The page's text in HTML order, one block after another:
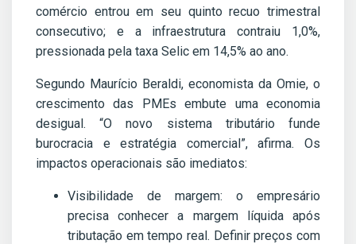
comércio entrou em seu quinto recuo trimestral
consecutivo; e a infraestrutura contraiu 1,0%,
pressionada pela taxa Selic em 14,5% ao ano.
Segundo Maurício Beraldi, economista da Omie, o
crescimento das PMEs embute uma economia
desigual. “O novo sistema tributário funde
burocracia e estratégia comercial”, afirma. Os
impactos operacionais são imediatos:
Visibilidade de margem: o empresário
precisa conhecer a margem líquida após
tributação em tempo real. Definir preços com